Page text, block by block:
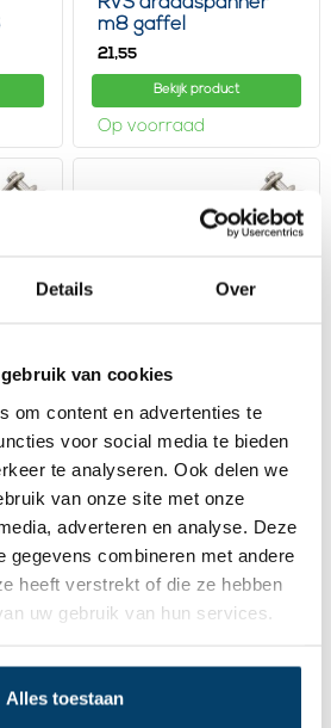
Details Over
van cookies
om content en advertenties te
voor social media te bieden
te analyseren. Ook delen we
van onze site met onze
adverteren en analyse. Deze
gegevens combineren met andere
heeft verstrekt of die ze hebben
uw gebruik van hun services.
Alles toestaan
m8 gaffel
21,55
Bekijk product
Op voorraad
RVS draadspanner
23,
Bekijk product
Op voorraad